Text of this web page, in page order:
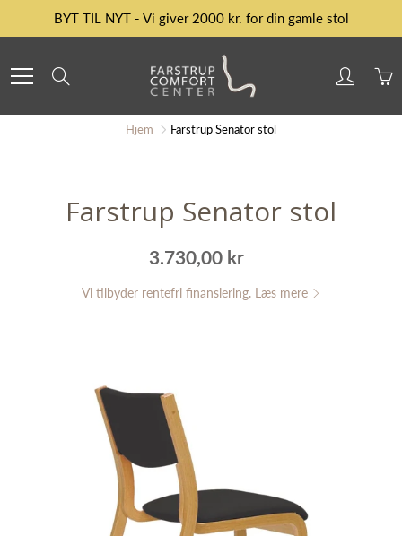
BYT TIL NYT - Vi giver 2000 kr. for din gamle stol
Hjem Farstrup Senator stol
Farstrup Senator stol
3.730,00 kr
Vi tilbyder rentefri finansiering. Læs mere